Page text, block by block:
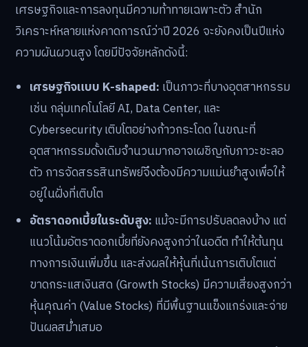
เศรษฐกิจและการลงทุนมีความท้าทายเฉพาะตัว สำนัก
วิเคราะห์หลายแห่งคาดการณ์ว่าปี 2026 จะยังคงเป็นปีแห่ง
ความผันผวนสูง โดยมีปัจจัยหลักดังนี้:
เศรษฐกิจแบบ K-shaped: เป็นภาวะที่บางอุตสาหกรรม
เช่น กลุ่มเทคโนโลยี AI, Data Center, และ
Cybersecurity เติบโตอย่างก้าวกระโดด ในขณะที่
อุตสาหกรรมดั้งเดิมจำนวนมากอาจเผชิญกับภาวะชะลอ
ตัว การจัดสรรสินทรัพย์จึงต้องมีความแม่นยำสูงเพื่อให้
อยู่ในฝั่งที่เติบโต
อัตราดอกเบี้ยในระดับสูง: แม้จะมีการปรับลดลงบ้าง แต่
แนวโน้มอัตราดอกเบี้ยที่ยังคงสูงกว่าในอดีต ทำให้ต้นทุน
ทางการเงินเพิ่มขึ้น และส่งผลให้หุ้นที่เน้นการเติบโตแต่
ขาดกระแสเงินสด (Growth Stocks) มีความเสี่ยงสูงกว่า
หุ้นคุณค่า (Value Stocks) ที่มีพื้นฐานแข็งแกร่งและจ่าย
ปันผลสม่ำเสมอ